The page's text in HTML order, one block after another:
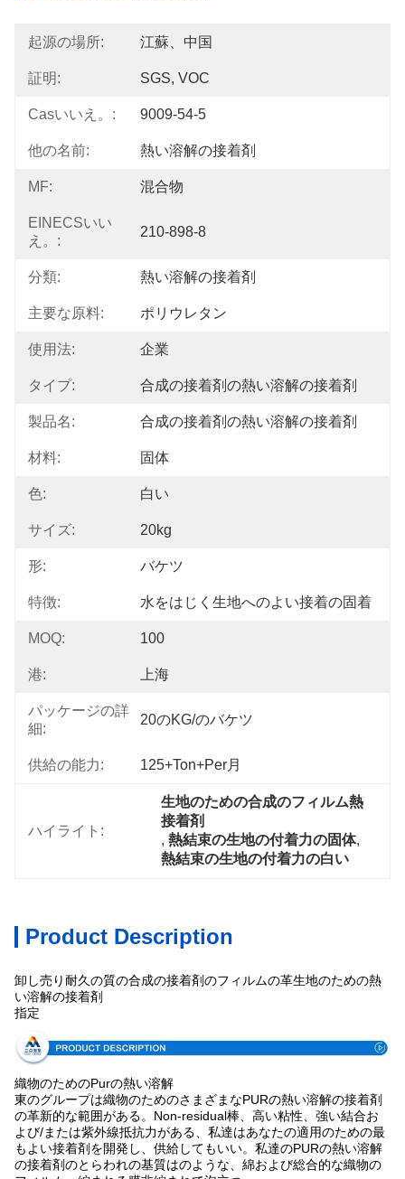
起源の場所: 江蘇、中国
証明: SGS, VOC
Casいいえ。: 9009-54-5
他の名前: 熱い溶解の接着剤
MF: 混合物
EINECSいい
え。:
210-898-8
分類: 熱い溶解の接着剤
主要な原料: ポリウレタン
使用法: 企業
タイプ: 合成の接着剤の熱い溶解の接着剤
製品名: 合成の接着剤の熱い溶解の接着剤
材料: 固体
色: 白い
サイズ: 20kg
形: バケツ
特徴: 水をはじく生地へのよい接着の固着
MOQ: 100
港: 上海
パッケージの詳
細:
20のKG/のバケツ
供給の能力: 125+Ton+per月
ハイライト:
生地のための合成のフィルム熱
接着剤
, 熱結束の生地の付着力の固体,
熱結束の生地の付着力の白い
Product Description
卸し売り耐久の質の合成の接着剤のフィルムの革生地のための熱
い溶解の接着剤
指定
織物のためのPurの熱い溶解
東のグループは織物のためのさまざまなPURの熱い溶解の接着剤
の革新的な範囲がある。Non-residual棒、高い粘性、強い結合お
よび/または紫外線抵抗力がある、私達はあなたの適用のための最
もよい接着剤を開発し、供給してもいい。私達のPURの熱い溶解
の接着剤のとらわれの基質はのような、綿および総合的な織物の